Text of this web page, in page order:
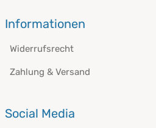
Informationen
Widerrufsrecht
Zahlung & Versand
Social Media